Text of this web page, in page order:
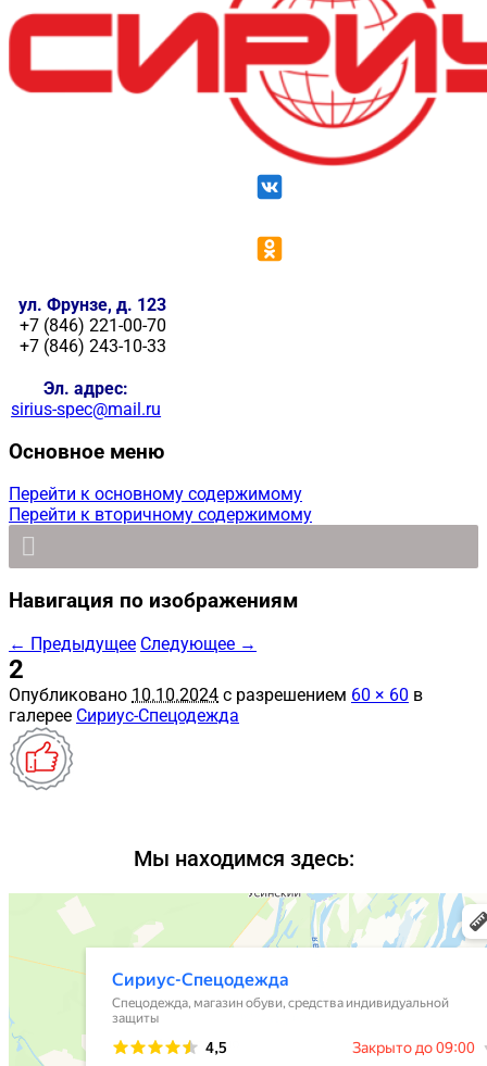
ул. Фрунзе, д. 123
+7 (846) 221-00-70
+7 (846) 243-10-33
Эл. адрес:
sirius-spec@mail.ru
Основное меню
Перейти к основному содержимому
Перейти к вторичному содержимому
Навигация по изображениям
← Предыдущее Следующее →
2
Опубликовано 10.10.2024 с разрешением 60 × 60 в
галерее Сириус-Спецодежда
Мы находимся здесь: